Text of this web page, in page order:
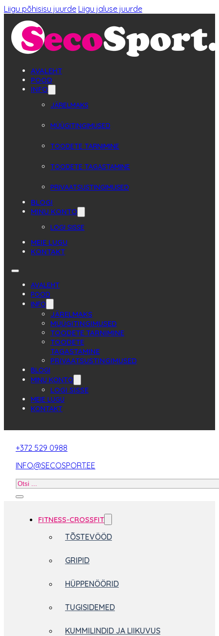
Liigu põhisisu juurde Liigu jaluse juurde
AVALEHT
POOD
INFO
JÄRELMAKS
MÜÜGITINGIMUSED
TOODETE TARNIMINE
TOODETE TAGASTAMINE
PRIVAATSUSTINGIMUSED
BLOGI
MINU KONTO
LOGI SISSE
MEIE LUGU
KONTAKT
AVALEHT
POOD
INFO
JÄRELMAKS
MÜÜGITINGIMUSED
TOODETE TARNIMINE
TOODETE
TAGASTAMINE
PRIVAATSUSTINGIMUSED
BLOGI
MINU KONTO
LOGI SISSE
MEIE LUGU
KONTAKT
+372 529 0988
INFO@SECOSPORT.EE
Otsi
FITNESS-CROSSFIT
TÕSTEVÖÖD
GRIPID
HÜPPENÖÖRID
TUGISIDEMED
KUMMILINDID JA LIIKUVUS